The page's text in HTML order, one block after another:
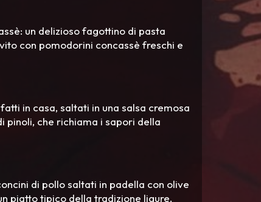
un delizioso fagottino di pasta
con pomodorini concassè freschi e
in casa, saltati in una salsa cremosa
pinoli, che richiama i sapori della
di pollo saltati in padella con olive
piatto tipico della tradizione ligure.